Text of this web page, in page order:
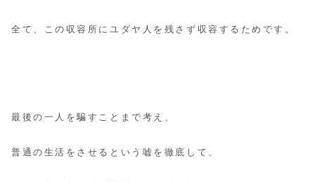
全て、この収容所にユダヤ人を残さず収容するためです。
最後の一人を騙すことまで考え、
普通の生活をさせるという嘘を徹底して、